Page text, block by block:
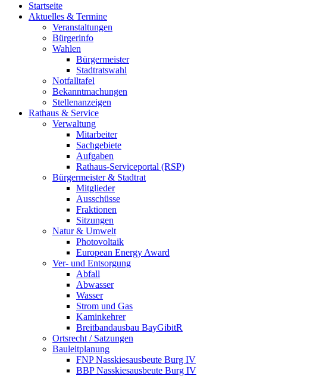
Startseite
Aktuelles & Termine
Veranstaltungen
Bürgerinfo
Wahlen
Bürgermeister
Stadtratswahl
Notfalltafel
Bekanntmachungen
Stellenanzeigen
Rathaus & Service
Verwaltung
Mitarbeiter
Sachgebiete
Aufgaben
Rathaus-Serviceportal (RSP)
Bürgermeister & Stadtrat
Mitglieder
Ausschüsse
Fraktionen
Sitzungen
Natur & Umwelt
Photovoltaik
European Energy Award
Ver- und Entsorgung
Abfall
Abwasser
Wasser
Strom und Gas
Kaminkehrer
Breitbandausbau BayGibitR
Ortsrecht / Satzungen
Bauleitplanung
FNP Nasskiesausbeute Burg IV
BBP Nasskiesausbeute Burg IV